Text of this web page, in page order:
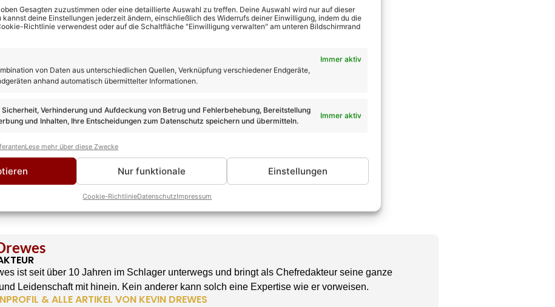
Gesagten zuzustimmen oder eine detaillierte Auswahl zu treffen. Deine Auswahl wird nur auf dieser
deine Einstellungen jederzeit ändern, einschließlich des Widerrufs deiner Einwilligung, indem du die
Richtlinie verwendest oder auf die Schaltfläche "Einwilligung verwalten" am unteren Bildschirmrand
Immer aktiv
von Daten aus unterschiedlichen Quellen, Verknüpfung verschiedener Endgeräte,
anhand automatisch übermittelter Informationen.
Verhinderung und Aufdeckung von Betrug und Fehlerbehebung, Bereitstellung
und Inhalten, Ihre Entscheidungen zum Datenschutz speichern und übermitteln.
Immer aktiv
Lese mehr über diese Zwecke
Nur funktionale Einstellungen
Cookie-RichtlinieDatenschutzImpressum
ist seit über 10 Jahren im Schlager unterwegs und bringt als Chefredakteur seine ganze
Leidenschaft mit hinein. Kein anderer kann solch eine Expertise wie er vorweisen.
& ALLE ARTIKEL VON KEVIN DREWES